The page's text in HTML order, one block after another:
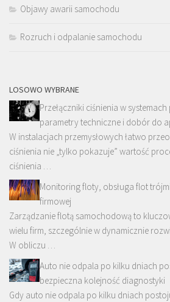
Objawy awarii samochodu
Rozruch i odpalanie samochodu
LOSOWO WYBRANE
Przełączniki ciśnienia w
parametry techniczne i dobór do
W instalacjach przemysłowych łatwo
ciśnienia nie „tylko pokazuje” wartość
ciśnienia …
Monitoring floty, obsługa flot
firmowej
Zarządzanie flotą samochodową to
wielu firm, szczególnie w dynamicznie
W obliczu …
Auto nie odpala po kilku dniach
bezpieczna kolejność diagnostyki
Gdy auto nie odpala po kilku dniach